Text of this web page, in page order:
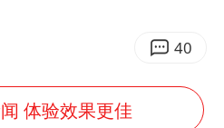
一“温度计大楼”读数爆表40
体验效果更佳